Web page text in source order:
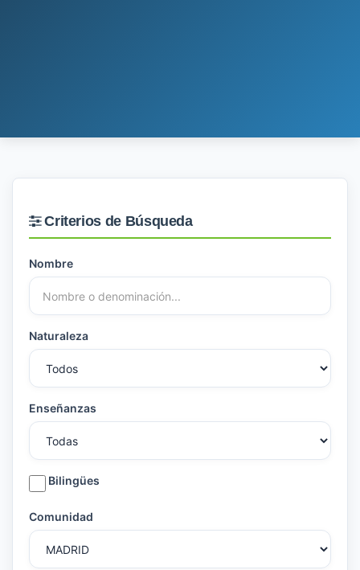
Criterios de Búsqueda
Nombre
Naturaleza
Enseñanzas
Bilingües
Comunidad